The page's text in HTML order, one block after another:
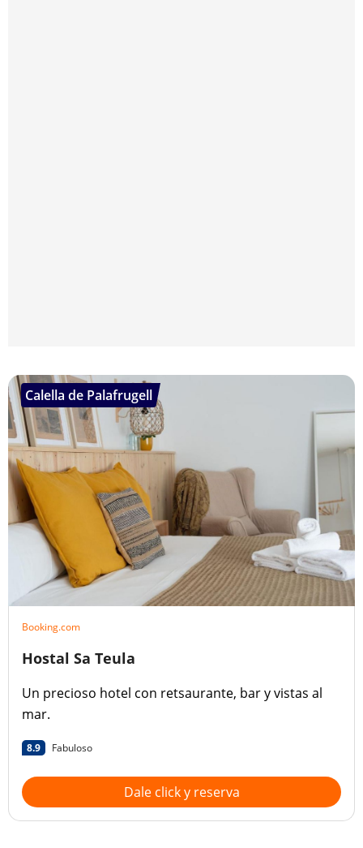
Calella de Palafrugell
Booking.com
Hostal Sa Teula
Un precioso hotel con retsaurante, bar y vistas al
mar.
8.9 Fabuloso
Dale click y reserva